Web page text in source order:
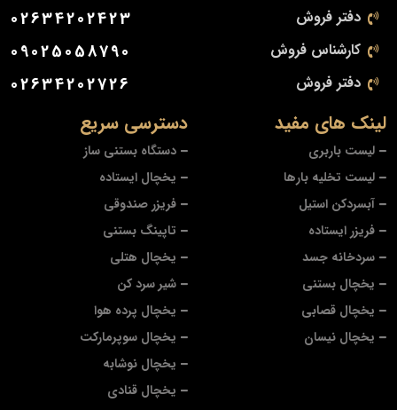
دسترسی سریع
دستگاه بستنی ساز
یخچال ایستاده
فریزر صندوقی
تاپینگ بستنی
یخچال هتلی
شیر سرد کن
یخچال پرده هوا
یخچال سوپرمارکت
یخچال نوشابه
یخچال قنادی
لینک های مفید
لیست باربری
لیست تخلیه بارها
آبسردکن استیل
فریزر ایستاده
سردخانه جسد
یخچال بستنی
یخچال قصابی
یخچال نیسان
دفتر فروش 02634202423
کارشناس فروش 09025058790
دفتر فروش 02634202726